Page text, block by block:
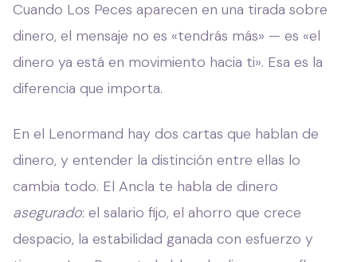
Cuando Los Peces aparecen en una tirada sobre
dinero, el mensaje no es «tendrás más» — es «el
dinero ya está en movimiento hacia ti». Esa es la
diferencia que importa.
En el Lenormand hay dos cartas que hablan de
dinero, y entender la distinción entre ellas lo
cambia todo. El Ancla te habla de dinero
asegurado: el salario fijo, el ahorro que crece
despacio, la estabilidad ganada con esfuerzo y